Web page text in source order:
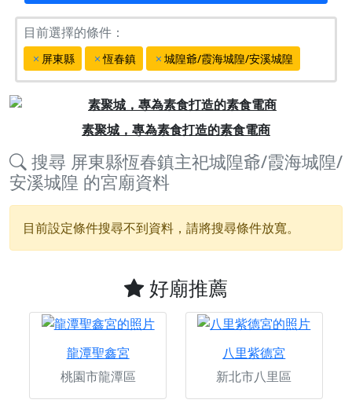
目前選擇的條件：
屏東縣 恆春鎮 城隍爺/霞海城隍/安溪城隍
素聚城，專為素食打造的素食電商
Previous
搜尋 屏東縣恆春鎮主祀城隍爺/霞海城隍/
安溪城隍 的宮廟資料
目前設定條件搜尋不到資料，請將搜尋條件放寬。
好廟推薦
龍潭聖鑫宮
桃園市龍潭區
八里紫德宮
新北市八里區